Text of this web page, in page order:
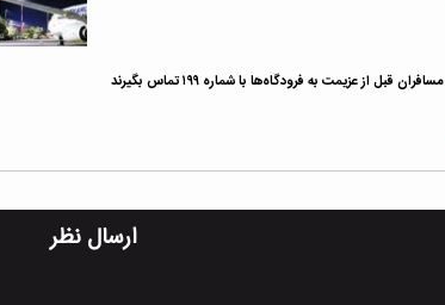
مسافران قبل از عزیمت به فرودگاه‌ها با شماره ۱۹۹ تماس بگیرند
ارسال نظر